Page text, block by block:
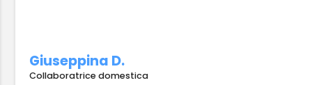
Giuseppina D.
Collaboratrice domestica